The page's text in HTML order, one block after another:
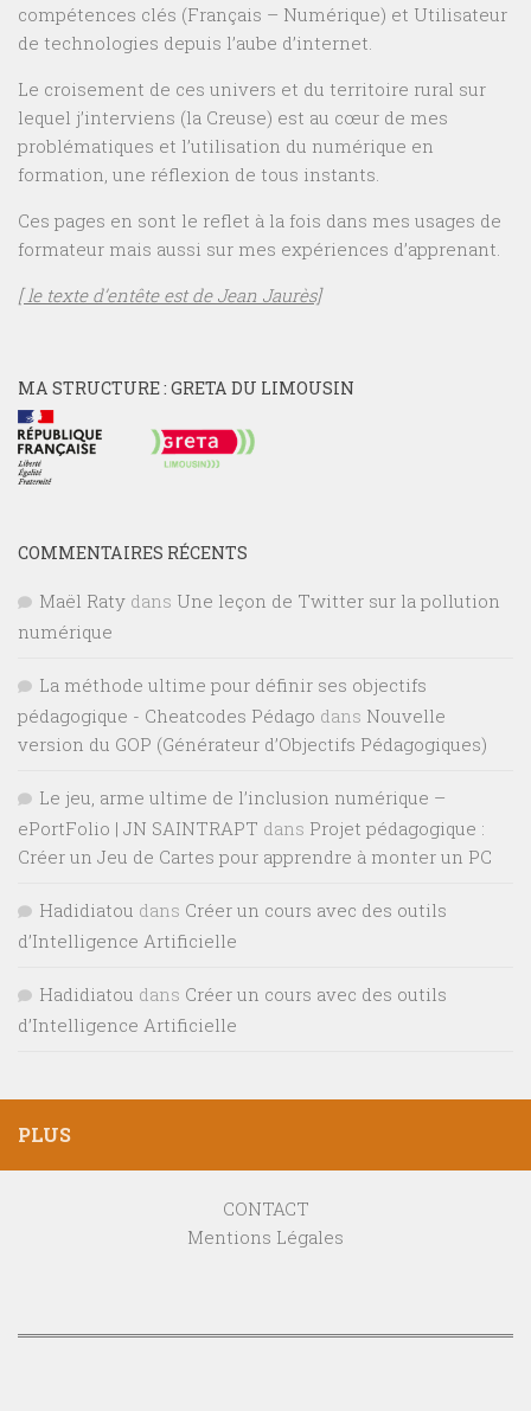
compétences clés (Français – Numérique) et Utilisateur
de technologies depuis l’aube d’internet.
Le croisement de ces univers et du territoire rural sur
lequel j’interviens (la Creuse) est au cœur de mes
problématiques et l’utilisation du numérique en
formation, une réflexion de tous instants.
Ces pages en sont le reflet à la fois dans mes usages de
formateur mais aussi sur mes expériences d’apprenant.
[ le texte d’entête est de Jean Jaurès]
MA STRUCTURE : GRETA DU LIMOUSIN
COMMENTAIRES RÉCENTS
Maël Raty dans Une leçon de Twitter sur la pollution
numérique
La méthode ultime pour définir ses objectifs
pédagogique - Cheatcodes Pédago dans Nouvelle
version du GOP (Générateur d’Objectifs Pédagogiques)
Le jeu, arme ultime de l’inclusion numérique –
ePortFolio | JN SAINTRAPT dans Projet pédagogique :
Créer un Jeu de Cartes pour apprendre à monter un PC
Hadidiatou dans Créer un cours avec des outils
d’Intelligence Artificielle
Hadidiatou dans Créer un cours avec des outils
d’Intelligence Artificielle
PLUS
CONTACT
Mentions Légales